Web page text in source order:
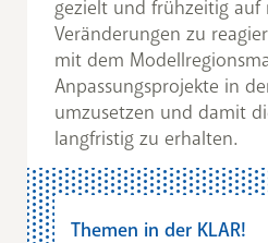
gezielt und frühzeitig auf
Veränderungen zu
mit dem
Anpassungsprojekte in
umzusetzen und damit
langfristig zu erhalten.
Themen in der KLAR!